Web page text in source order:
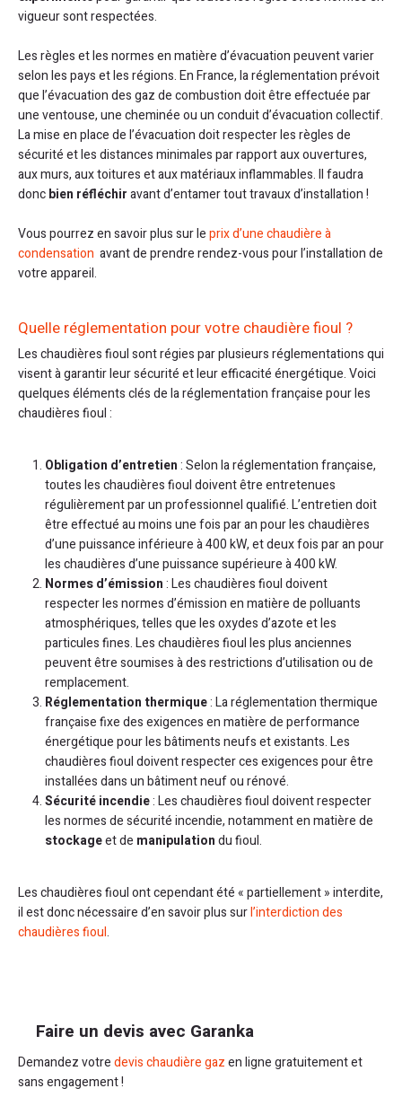
vigueur sont respectées.
Les règles et les normes en matière d’évacuation peuvent varier
selon les pays et les régions. En France, la réglementation prévoit
que l’évacuation des gaz de combustion doit être effectuée par
une ventouse, une cheminée ou un conduit d’évacuation collectif.
La mise en place de l’évacuation doit respecter les règles de
sécurité et les distances minimales par rapport aux ouvertures,
aux murs, aux toitures et aux matériaux inflammables. Il faudra
doncbien réfléchiravant d’entamer tout travaux d’installation !
Vous pourrez en savoir plus sur leprix d’une chaudière à
condensation avant de prendre rendez-vous pour l’installation de
votre appareil.
Quelle réglementation pour votre chaudière fioul ?
Les chaudières fioul sont régies par plusieurs réglementations qui
visent à garantir leur sécurité et leur efficacité énergétique. Voici
quelques éléments clés de la réglementation française pour les
chaudières fioul :
Obligation d’entretien: Selon la réglementation française,
toutes les chaudières fioul doivent être entretenues
régulièrement par un professionnel qualifié. L’entretien doit
être effectué au moins une fois par an pour les chaudières
d’une puissance inférieure à 400 kW, et deux fois par an pour
les chaudières d’une puissance supérieure à 400 kW.
Normes d’émission: Les chaudières fioul doivent
respecter les normes d’émission en matière de polluants
atmosphériques, telles que les oxydes d’azote et les
particules fines. Les chaudières fioul les plus anciennes
peuvent être soumises à des restrictions d’utilisation ou de
remplacement.
Réglementation thermique: La réglementation thermique
française fixe des exigences en matière de performance
énergétique pour les bâtiments neufs et existants. Les
chaudières fioul doivent respecter ces exigences pour être
installées dans un bâtiment neuf ou rénové.
Sécurité incendie: Les chaudières fioul doivent respecter
les normes de sécurité incendie, notamment en matière de
stockageet de manipulationdu fioul.
Les chaudières fioul ont cependant été « partiellement » interdite,
il est donc nécessaire d’en savoir plus surl’interdiction des
chaudières fioul.
Faire un devis avec Garanka
Demandez votredevis chaudière gazen ligne gratuitement et
sans engagement !